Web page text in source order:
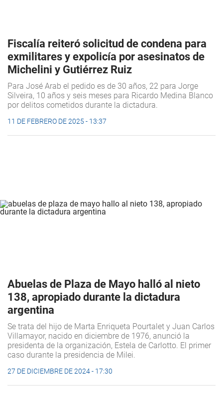
Fiscalía reiteró solicitud de condena para
exmilitares y expolicía por asesinatos de
Michelini y Gutiérrez Ruiz
Para José Arab el pedido es de 30 años, 22 para Jorge
Silveira, 10 años y seis meses para Ricardo Medina Blanco
por delitos cometidos durante la dictadura.
11 DE FEBRERO DE 2025 - 13:37
Abuelas de Plaza de Mayo halló al nieto
138, apropiado durante la dictadura
argentina
Se trata del hijo de Marta Enriqueta Pourtalet y Juan Carlos
Villamayor, nacido en diciembre de 1976, anunció la
presidenta de la organización, Estela de Carlotto. El primer
caso durante la presidencia de Milei.
27 DE DICIEMBRE DE 2024 - 17:30